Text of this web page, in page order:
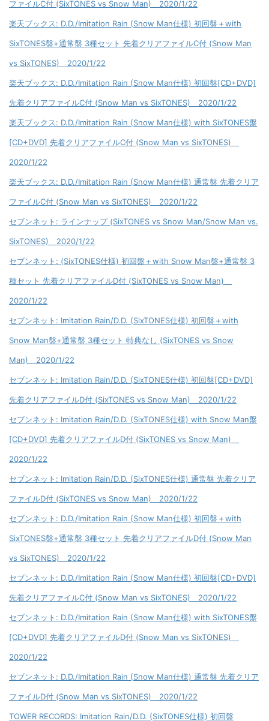
ファイルC付 (SixTONES vs Snow Man) 2020/1/22
楽天ブックス: D.D./Imitation Rain (Snow Man仕様) 初回盤＋with
SixTONES盤+通常盤 3種セット 先着クリアファイルC付 (Snow Man
vs SixTONES) 2020/1/22
楽天ブックス: D.D./Imitation Rain (Snow Man仕様) 初回盤[CD+DVD]
先着クリアファイルC付 (Snow Man vs SixTONES) 2020/1/22
楽天ブックス: D.D./Imitation Rain (Snow Man仕様) with SixTONES盤
[CD+DVD] 先着クリアファイルC付 (Snow Man vs SixTONES)
2020/1/22
楽天ブックス: D.D./Imitation Rain (Snow Man仕様) 通常盤 先着クリア
ファイルC付 (Snow Man vs SixTONES) 2020/1/22
セブンネット: ラインナップ (SixTONES vs Snow Man/Snow Man vs.
SixTONES) 2020/1/22
セブンネット: (SixTONES仕様) 初回盤＋with Snow Man盤+通常盤 3
種セット 先着クリアファイルD付 (SixTONES vs Snow Man)
2020/1/22
セブンネット: Imitation Rain/D.D. (SixTONES仕様) 初回盤＋with
Snow Man盤+通常盤 3種セット 特典なし (SixTONES vs Snow
Man) 2020/1/22
セブンネット: Imitation Rain/D.D. (SixTONES仕様) 初回盤[CD+DVD]
先着クリアファイルD付 (SixTONES vs Snow Man) 2020/1/22
セブンネット: Imitation Rain/D.D. (SixTONES仕様) with Snow Man盤
[CD+DVD] 先着クリアファイルD付 (SixTONES vs Snow Man)
2020/1/22
セブンネット: Imitation Rain/D.D. (SixTONES仕様) 通常盤 先着クリア
ファイルD付 (SixTONES vs Snow Man) 2020/1/22
セブンネット: D.D./Imitation Rain (Snow Man仕様) 初回盤＋with
SixTONES盤+通常盤 3種セット 先着クリアファイルD付 (Snow Man
vs SixTONES) 2020/1/22
セブンネット: D.D./Imitation Rain (Snow Man仕様) 初回盤[CD+DVD]
先着クリアファイルC付 (Snow Man vs SixTONES) 2020/1/22
セブンネット: D.D./Imitation Rain (Snow Man仕様) with SixTONES盤
[CD+DVD] 先着クリアファイルD付 (Snow Man vs SixTONES)
2020/1/22
セブンネット: D.D./Imitation Rain (Snow Man仕様) 通常盤 先着クリア
ファイルD付 (Snow Man vs SixTONES) 2020/1/22
TOWER RECORDS: Imitation Rain/D.D. (SixTONES仕様) 初回盤